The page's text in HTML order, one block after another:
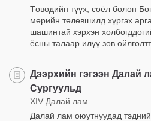
Төвөдийн түүх, соёл болон
мөрийн төлөвшилд хүргэх
шашинтай хэрхэн
ёсны талаар илүү зөв
Дээрхийн гэгээн Далай
Сургуульд
XIV Далай лам
Далай лам оюутнуудад